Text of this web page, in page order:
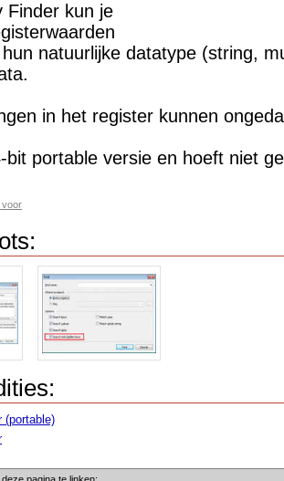
Finder kun je
natuurlijke datatype (string,
in het register kunnen
bit portable versie en hoeft niet
voor
(portable)